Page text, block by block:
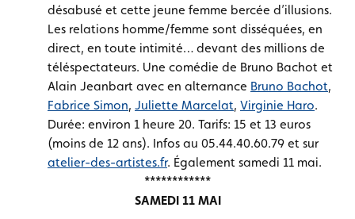
désabusé et cette jeune femme bercée d’illusions.
Les relations homme/femme sont disséquées, en
direct, en toute intimité… devant des millions de
téléspectateurs. Une comédie de Bruno Bachot et
Alain Jeanbart avec en alternance Bruno Bachot,
Fabrice Simon, Juliette Marcelat, Virginie Haro.
Durée: environ 1 heure 20. Tarifs: 15 et 13 euros
(moins de 12 ans). Infos au 05.44.40.60.79 et sur
atelier-des-artistes.fr. Également samedi 11 mai.
************
SAMEDI 11 MAI